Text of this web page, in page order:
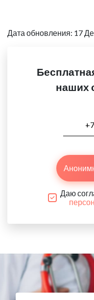
Дата обновления: 17
наших
Даю